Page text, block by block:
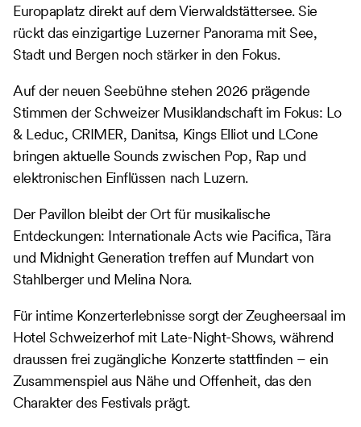
Europaplatz direkt auf dem Vierwaldstättersee. Sie
rückt das einzigartige Luzerner Panorama mit See,
Stadt und Bergen noch stärker in den Fokus.
Auf der neuen Seebühne stehen 2026 prägende
Stimmen der Schweizer Musiklandschaft im Fokus: Lo
& Leduc, CRIMER, Danitsa, Kings Elliot und LCone
bringen aktuelle Sounds zwischen Pop, Rap und
elektronischen Einflüssen nach Luzern.
Der Pavillon bleibt der Ort für musikalische
Entdeckungen: Internationale Acts wie Pacifica, Tära
und Midnight Generation treffen auf Mundart von
Stahlberger und Melina Nora.
Für intime Konzerterlebnisse sorgt der Zeugheersaal im
Hotel Schweizerhof mit Late-Night-Shows, während
draussen frei zugängliche Konzerte stattfinden – ein
Zusammenspiel aus Nähe und Offenheit, das den
Charakter des Festivals prägt.